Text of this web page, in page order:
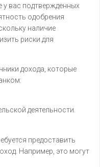
у вас подтвержденных
одобрения
наличие
риски для
дохода, которые
деятельности.
предоставить
Например, это могут